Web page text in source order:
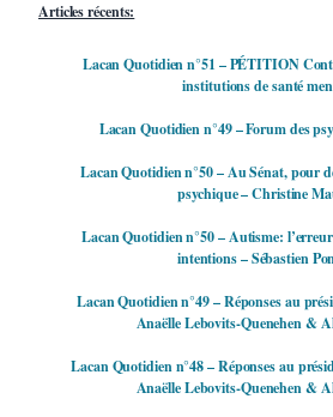
Articles récents:
Lacan Quotidien n°51 – PÉTITION
institutions de santé
Lacan Quotidien n°49 – Forum des
Lacan Quotidien n°50 – Au Sénat, pour
psychique – Christine
Lacan Quotidien n°50 – Autisme:
intentions – Sébastien
Lacan Quotidien n°49 – Réponses au
Anaëlle Lebovits-Quenehen &
Lacan Quotidien n°48 – Réponses au
Anaëlle Lebovits-Quenehen &